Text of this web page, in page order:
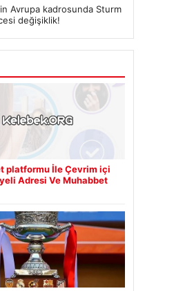
Avrupa kadrosunda Sturm
değişiklik!
platformu İle Çevrim içi
Adresi Ve Muhabbet